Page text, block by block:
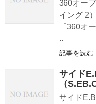
360オー
イング 2
「360オ
...
記事を読む
サイド
（
サイド